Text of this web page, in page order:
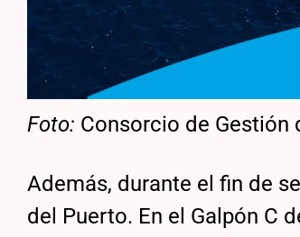
Foto: Consorcio de Gestión
Además, durante el fin de
del Puerto. En el Galpón C